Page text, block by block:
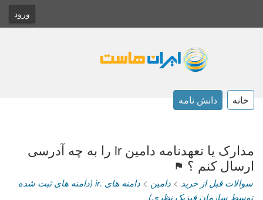
ورود
خانه دانش نامه
مدارک یا تعهدنامه دامین ir را به چه آدرسی
ارسال کنم ؟
سوالات قبل از خرید > دامین >
دامنه های .ir (دامنه های ثبت شده
توسط سازمان فیزیک نظری)